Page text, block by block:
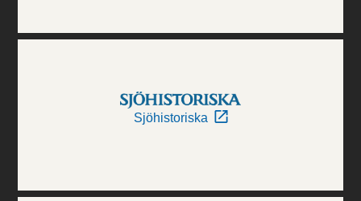
Sjöhistoriska